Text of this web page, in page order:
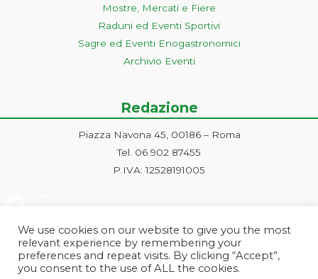
Mostre, Mercati e Fiere
Raduni ed Eventi Sportivi
Sagre ed Eventi Enogastronomici
Archivio Eventi
Redazione
Piazza Navona 45, 00186 – Roma
Tel. 06 902 87455
P.IVA: 12528191005
We use cookies on our website to give you the most
relevant experience by remembering your
preferences and repeat visits. By clicking “Accept”,
you consent to the use of ALL the cookies.